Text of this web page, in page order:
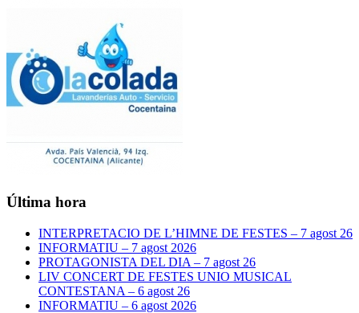
Última hora
INTERPRETACIO DE L’HIMNE DE FESTES – 7 agost 26
INFORMATIU – 7 agost 2026
PROTAGONISTA DEL DIA – 7 agost 26
LIV CONCERT DE FESTES UNIO MUSICAL
CONTESTANA – 6 agost 26
INFORMATIU – 6 agost 2026